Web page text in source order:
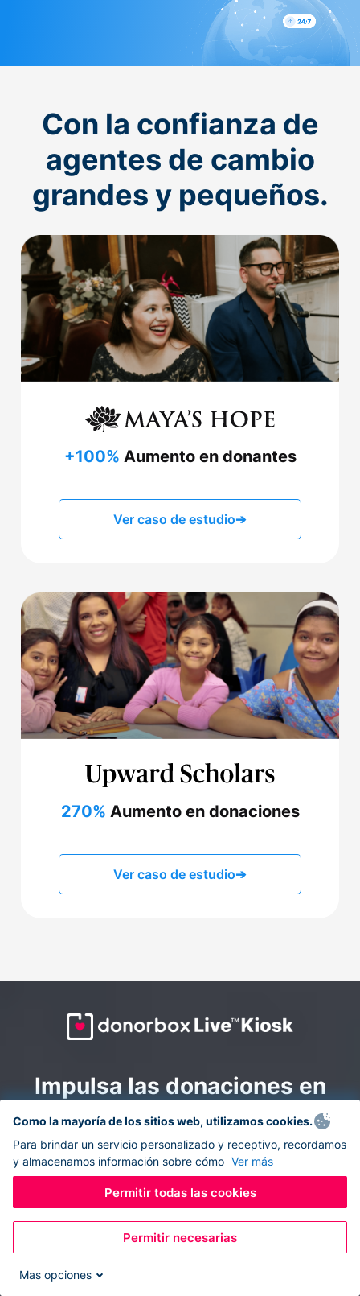
Con la confianza de
agentes de cambio
grandes y pequeños.
+100% Aumento en donantes
Ver caso de estudio➔
270% Aumento en donaciones
Ver caso de estudio➔
Impulsa las donaciones en
todas partes: combina la
recaudación de fondos en
línea y en el sitio con
Donorbox Live Kiosk.
Convierte tu tableta en un quiosco de donaciones y
recolecta donaciones sin efectivo durante eventos, en
Como la mayoría de los sitios web, utilizamos cookies.
Para brindar un servicio personalizado y receptivo, recordamos
y almacenamos información sobre cómo Ver más
Permitir todas las cookies
Permitir necesarias
Mas opciones